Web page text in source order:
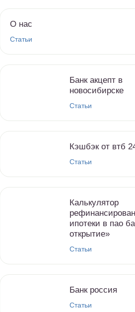
О нас
Статьи
Банк акцепт в
новосибирске
Статьи
Кэшбэк от втб
Статьи
Калькулятор
ипотеки в пао
открытие»
Статьи
Банк россия
Статьи